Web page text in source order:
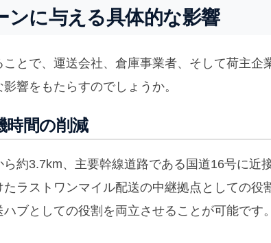
ンに与える具体的な影響
とで、運送会社、倉庫事業者、そして荷主企
響をもたらすのでしょうか。
時間の削減
約3.7km、主要幹線道路である国道16号に近
ラストワンマイル配送の中継拠点としての役
ブとしての役割を両立させることが可能です。